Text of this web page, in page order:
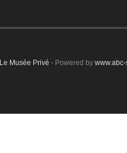
Le Musée Privé - Powered by